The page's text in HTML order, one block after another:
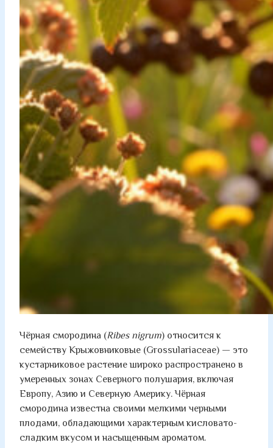
Чёрная смородина (Ribes nigrum) относится к
семейству Крыжовниковые (Grossulariaceae) — это
кустарниковое растение широко распространено в
умеренных зонах Северного полушария, включая
Европу, Азию и Северную Америку. Чёрная
смородина известна своими мелкими черными
плодами, обладающими характерным кисловато-
сладким вкусом и насыщенным ароматом.